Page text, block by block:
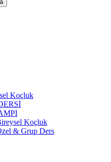
Koçluk
Koçluk
& Grup Ders